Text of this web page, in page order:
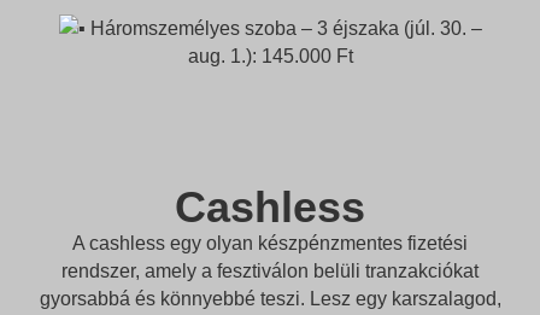
Háromszemélyes szoba – 3 éjszaka (júl. 30. –
aug. 1.): 145.000 Ft
Cashless
A cashless egy olyan készpénzmentes fizetési
rendszer, amely a fesztiválon belüli tranzakciókat
gyorsabbá és könnyebbé teszi. Lesz egy karszalagod,